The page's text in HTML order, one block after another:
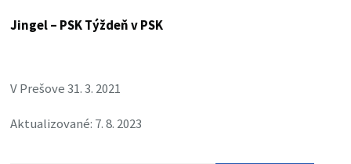
Jingel – PSK Týždeň v PSK
V Prešove 31. 3. 2021
Aktualizované: 7. 8. 2023